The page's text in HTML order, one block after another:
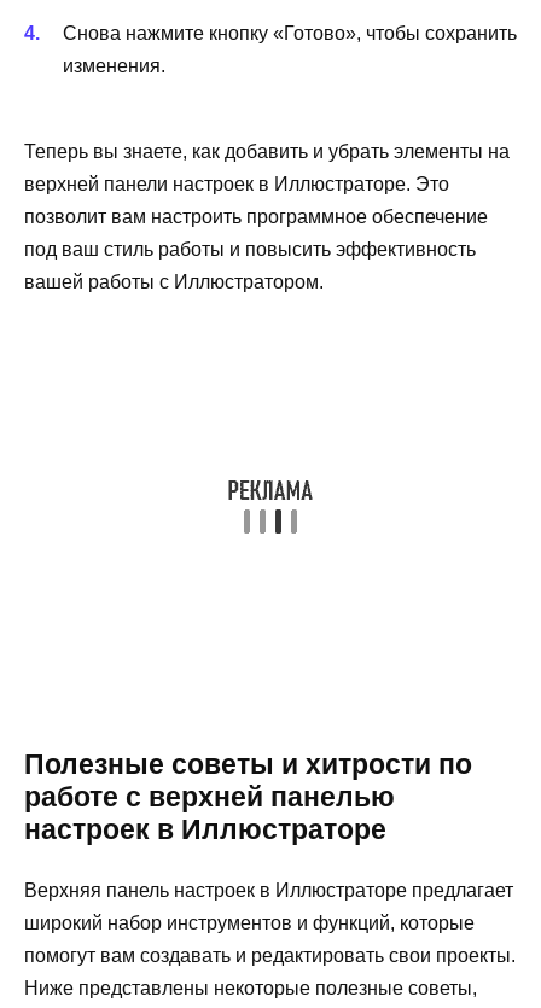
Снова нажмите кнопку «Готово», чтобы сохранить
изменения.
Теперь вы знаете, как добавить и убрать элементы на
верхней панели настроек в Иллюстраторе. Это
позволит вам настроить программное обеспечение
под ваш стиль работы и повысить эффективность
вашей работы с Иллюстратором.
Полезные советы и хитрости по
работе с верхней панелью
настроек в Иллюстраторе
Верхняя панель настроек в Иллюстраторе предлагает
широкий набор инструментов и функций, которые
помогут вам создавать и редактировать свои проекты.
Ниже представлены некоторые полезные советы,